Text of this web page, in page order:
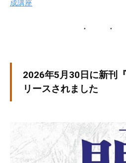
に
な
成講座
2026年5月30日に新刊
リースされました